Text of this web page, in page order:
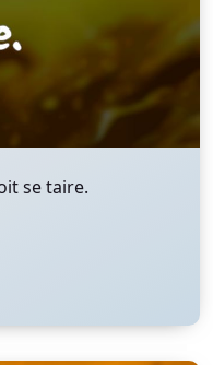
se taire.